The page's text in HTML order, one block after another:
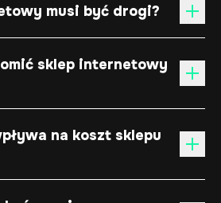
musi być drogi?
sklep internetowy
na koszt sklepu